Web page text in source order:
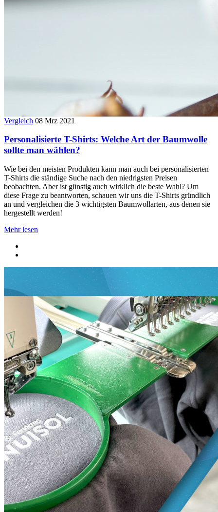
Vergleich 08 Mrz 2021
Personalisierte T-Shirts: Welche Art der Baumwolle
sollte man wählen?
Wie bei den meisten Produkten kann man auch bei personalisierten
T-Shirts die ständige Suche nach den niedrigsten Preisen
beobachten. Aber ist günstig auch wirklich die beste Wahl? Um
diese Frage zu beantworten, schauen wir uns die T-Shirts gründlich
an und vergleichen die 3 wichtigsten Baumwollarten, aus denen sie
hergestellt werden!
Mehr lesen